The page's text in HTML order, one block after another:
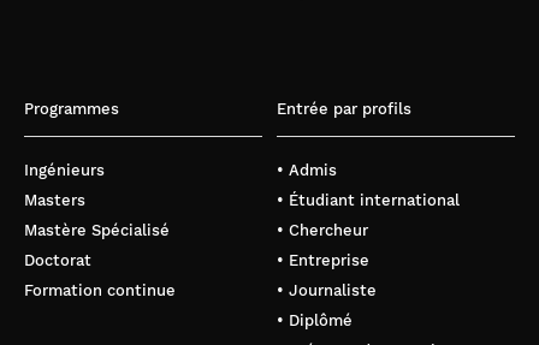
Programmes
Ingénieurs
Masters
Mastère Spécialisé
Doctorat
Formation continue
Entrée par profils
• Admis
• Étudiant international
• Chercheur
• Entreprise
• Journaliste
• Diplômé